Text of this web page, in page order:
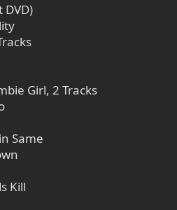
DVD)
Girl, 2 Tracks
Same
Kill